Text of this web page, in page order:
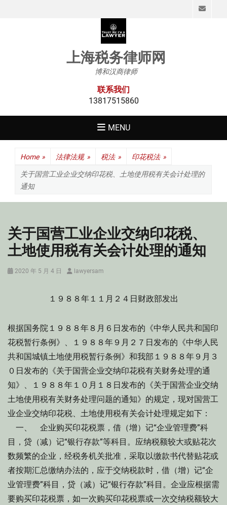
上海税务律师网
博和汉商律师
联系我们
13817515860
MENU
Home » 法律法规 » 税法 » 印花税法 »
关于国营工业企业交纳印花税、土地使用税有关会计处理的
通知
关于国营工业企业交纳印花税、
土地使用税有关会计处理的通知
Posted
2020 年 5 月 4 日 Authorlawyersam
１９８８年１１月２４日财政部发出
根据国务院１９８８年８月６日发布的《中华人民共和国印
花税暂行条例》、１９８８年９月２７日发布的《中华人民
共和国城镇土地使用税暂行条例》和我部１９８８年９月３
０日发布的《关于国营企业交纳印花税有关财务处理的通
知》、１９８８年１０月１８日发布的《关于国营企业交纳
土地使用税有关财务处理问题的通知》的规定，现对国营工
业企业交纳印花税、土地使用税有关会计处理规定如下：
一、 企业购买印花税票，借（增）记“企业管理费”科
目，贷（减）记“银行存款”等科目。应纳税额较大或贴花次
数频繁的企业，经税务机关批准，采取以缴款书代替贴花或
者按期汇总缴纳办法的，应于交纳税款时，借（增）记“企
业管理费”科目，贷（减）记“银行存款”科目。企业应根据需
要购买印花税票，如一次购买印花税票或一次交纳税额较大